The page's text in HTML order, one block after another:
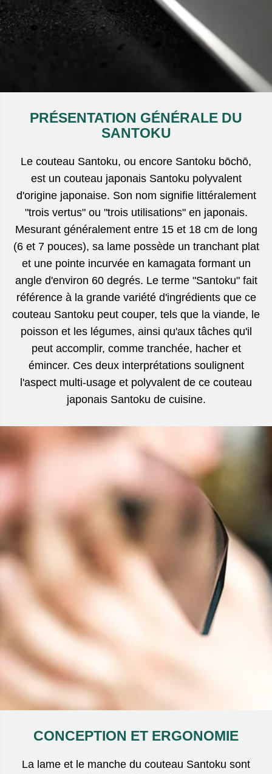
PRÉSENTATION GÉNÉRALE DU
SANTOKU
Le couteau Santoku, ou encore Santoku bōchō,
est un couteau japonais Santoku polyvalent
d'origine japonaise. Son nom signifie littéralement
"trois vertus" ou "trois utilisations" en japonais.
Mesurant généralement entre 15 et 18 cm de long
(6 et 7 pouces), sa lame possède un tranchant plat
et une pointe incurvée en kamagata formant un
angle d'environ 60 degrés. Le terme "Santoku" fait
référence à la grande variété d'ingrédients que ce
couteau Santoku peut couper, tels que la viande, le
poisson et les légumes, ainsi qu'aux tâches qu'il
peut accomplir, comme tranchée, hacher et
émincer. Ces deux interprétations soulignent
l'aspect multi-usage et polyvalent de ce couteau
japonais Santoku de cuisine.
CONCEPTION ET ERGONOMIE
La lame et le manche du couteau Santoku sont